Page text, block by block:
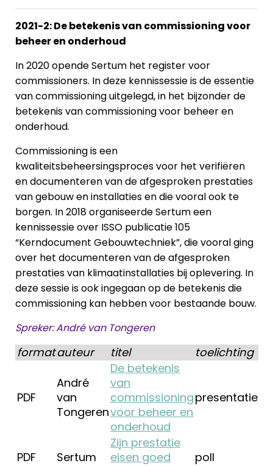
2021-2: De betekenis van commissioning voor
beheer en onderhoud
In 2020 opende Sertum het register voor
commissioners. In deze kennissessie is de essentie
van commissioning uitgelegd, in het bijzonder de
betekenis van commissioning voor beheer en
onderhoud.
Commissioning is een
kwaliteitsbeheersingsproces voor het verifiëren
en documenteren van de afgesproken prestaties
van gebouw en installaties en die vooral ook te
borgen. In 2018 organiseerde Sertum een
kennissessie over ISSO publicatie 105
“Kerndocument Gebouwtechniek”, die vooral ging
over het documenteren van de afgesproken
prestaties van klimaatinstallaties bij oplevering. In
deze sessie is ook ingegaan op de betekenis die
commissioning kan hebben voor bestaande bouw.
Spreker: André van Tongeren
formatauteur titel toelichting
PDF
André
van
Tongeren
De betekenis
van
commissioning
voor beheer en
onderhoud
presentatie
PDF Sertum
Zijn prestatie
eisen goed
poll